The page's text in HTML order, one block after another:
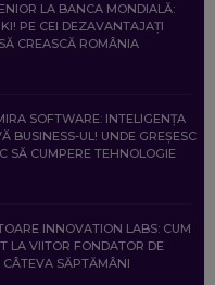
LA BANCA MONDIALĂ:
PE CEI DEZAVANTAJAȚI
CREASCĂ ROMÂNIA
SOFTWARE: INTELIGENȚA
BUSINESS-UL! UNDE GREȘESC
SĂ CUMPERE TEHNOLOGIE
INNOVATION LABS: CUM
LA VIITOR FONDATOR DE
SĂPTĂMÂNI